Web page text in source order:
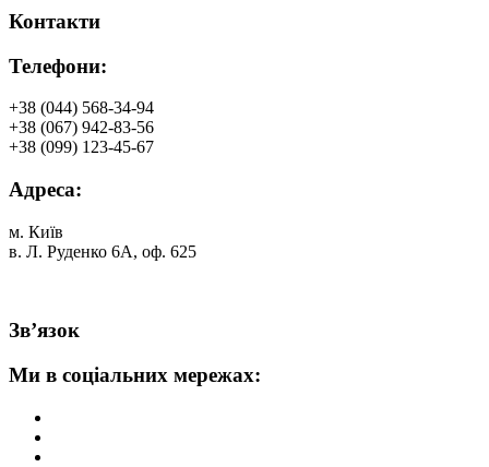
Контакти
Телефони:
+38 (044) 568-34-94
+38 (067) 942-83-56
+38 (099) 123-45-67
Адреса:
м. Київ
в. Л. Руденко 6А, оф. 625
Зв’язок
Ми в соціальних мережах: